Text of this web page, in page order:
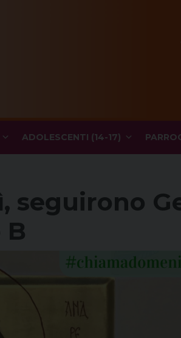
ADOLESCENTI (14-17)
seguirono
B